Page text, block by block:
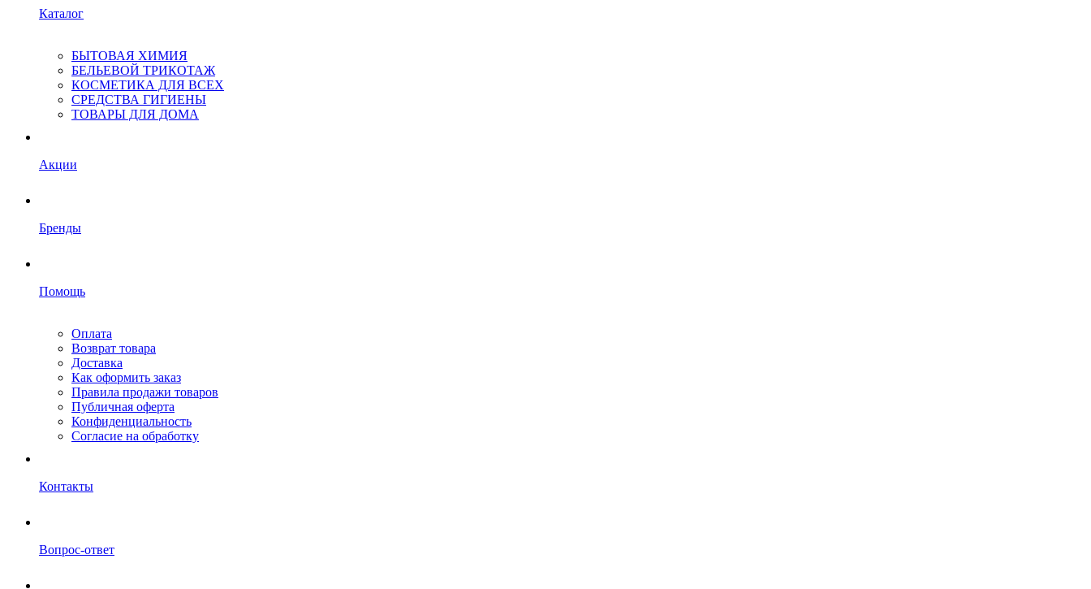
Каталог
БЫТОВАЯ ХИМИЯ
БЕЛЬЕВОЙ ТРИКОТАЖ
КОСМЕТИКА ДЛЯ ВСЕХ
СРЕДСТВА ГИГИЕНЫ
ТОВАРЫ ДЛЯ ДОМА
Акции
Бренды
Помощь
Оплата
Возврат товара
Доставка
Как оформить заказ
Правила продажи товаров
Публичная оферта
Конфиденциальность
Согласие на обработку
Контакты
Вопрос-ответ